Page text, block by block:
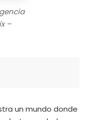
–
un mundo donde